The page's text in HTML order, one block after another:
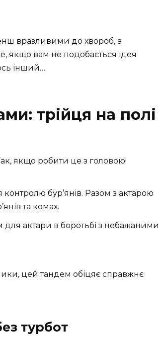
вразливими до хвороб, а
якщо вам не подобається ідея
інший…
трійця на полі
якщо робити це з головою!
бур’янів. Разом з актарою
та комах.
актари в боротьбі з небажаними
цей тандем обіцяє справжнє
турбот